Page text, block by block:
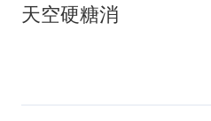
天空硬糖消